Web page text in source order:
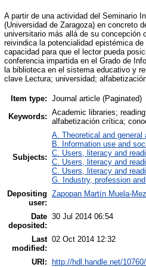
A partir de una actividad del Seminario
(Universidad de Zaragoza) en concreto
universitario más allá de su concepción
reivindica la potencialidad epistémica
capacidad para que el lector pueda
conferencia impartida en el Grado de
la biblioteca en el sistema educativo y
clave Lectura; universidad;
Item type: Journal article (Paginated)
Keywords: Academic libraries;
alfabetización crítica;
Subjects:
A. Theoretical and general
B. Information use and
C. Users, literacy and
C. Users, literacy and
C. Users, literacy and
G. Industry, profession and
Depositing
user:
Zapopan Martín Muela-
Date
deposited:
30 Jul 2014 06:54
Last
modified:
02 Oct 2014 12:32
URI: http://hdl.handle.net/